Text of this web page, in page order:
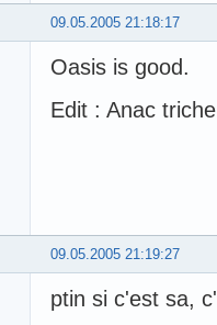
09.05.2005 21:18:17
Oasis is good.
Edit : Anac
09.05.2005 21:19:27
ptin si c'est sa,